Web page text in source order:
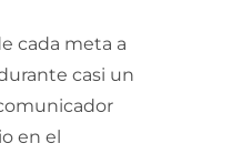
cada meta a
casi un
en el